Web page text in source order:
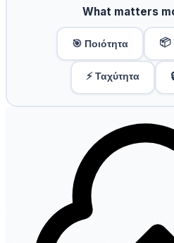
What matters
🎯 Ποιότητα 📦
⚡ Ταχύτητα